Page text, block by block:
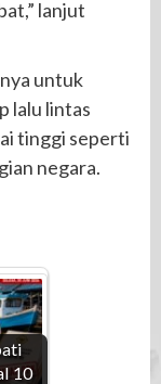
lanjut
untuk
lalu lintas
tinggi seperti
negara.
10